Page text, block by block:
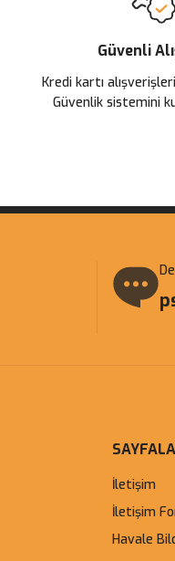
Güvenli
Kredi kartı
Güvenlik sistemini
İletişim
İletişim
Havale